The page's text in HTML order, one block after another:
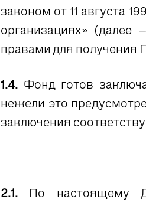
законом от 11 августа
организациях» (далее
правами для получения
1.4. Фонд готов
нежели это
заключения
2.1.
По настоящему